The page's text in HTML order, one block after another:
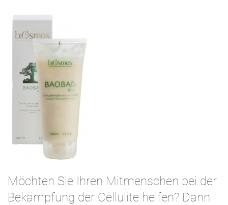
Möchten Sie Ihren Mitmenschen bei der
Bekämpfung der Cellulite helfen? Dann